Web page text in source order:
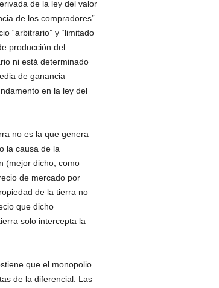
de la ley del valor
de los compradores”
“arbitrario” y “limitado
producción del
ni está determinado
de ganancia
en la ley del
no es la que genera
la causa de la
(mejor dicho, como
de mercado por
de la tierra no
que dicho
solo intercepta la
que el monopolio
de la diferencial. Las